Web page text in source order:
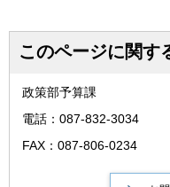
このページに関す
政策部予算課
電話：087-832-3034
FAX：087-806-0234